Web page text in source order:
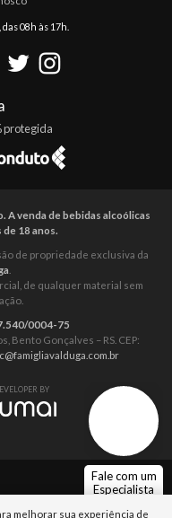
08h às 17h.
protegida
A venda de bebidas alcoólicas
18 anos.
de propriedade exclusiva da
de qualquer material sem
0004-75
Bento Gonçalves – RS. CEP:
BY
melhorar sua experiência de
Fale com um
Especialista